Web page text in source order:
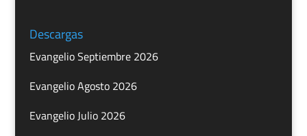
Descargas
Evangelio Septiembre 2026
Evangelio Agosto 2026
Evangelio Julio 2026